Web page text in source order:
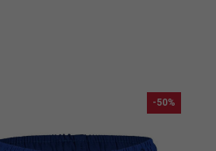
-50%